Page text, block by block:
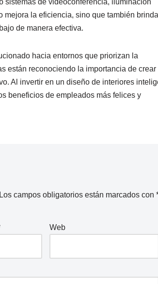
sistemas de videoconferencia, iluminación
la eficiencia, sino que también
de manera efectiva.
hacia entornos que priorizan la
están reconociendo la importancia de crear
Al invertir en un diseño de interiores
beneficios de empleados más felices y
Los campos obligatorios están marcados con
Web